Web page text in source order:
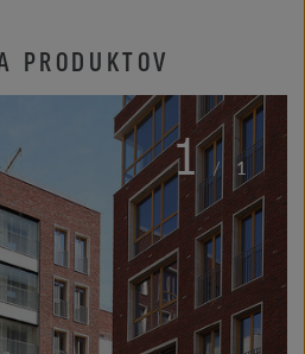
PRODUKTOV
1 / 1